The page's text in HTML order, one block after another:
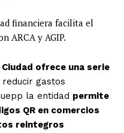
financiera facilita el
ARCA y AGIP.
ofrece una serie
gastos
la entidad permite
QR en comercios
reintegros